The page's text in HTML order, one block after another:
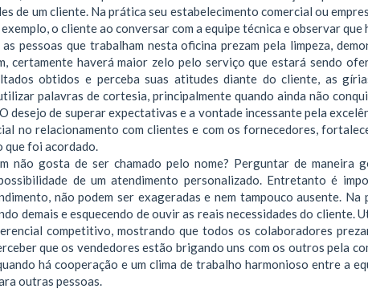
de um cliente. Na prática seu estabelecimento comercial ou
o cliente ao conversar com a equipe técnica e observar que
pessoas que trabalham nesta oficina prezam pela limpeza,
certamente haverá maior zelo pelo serviço que estará sendo
obtidos e perceba suas atitudes diante do cliente, as
palavras de cortesia, principalmente quando ainda não
desejo de superar expectativas e a vontade incessante pela
no relacionamento com clientes e com os fornecedores,
foi acordado.
não gosta de ser chamado pelo nome? Perguntar de maneira
de um atendimento personalizado. Entretanto é
não podem ser exageradas e nem tampouco ausente. Na
demais e esquecendo de ouvir as reais necessidades do cliente.
competitivo, mostrando que todos os colaboradores
que os vendedores estão brigando uns com os outros pela
há cooperação e um clima de trabalho harmonioso entre a
outras pessoas.